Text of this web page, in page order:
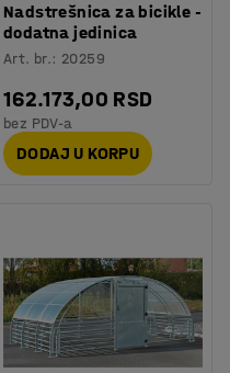
Nadstrešnica za bicikle -
dodatna jedinica
Art. br.: 20259
162.173,00 RSD
bez PDV-a
DODAJ U KORPU